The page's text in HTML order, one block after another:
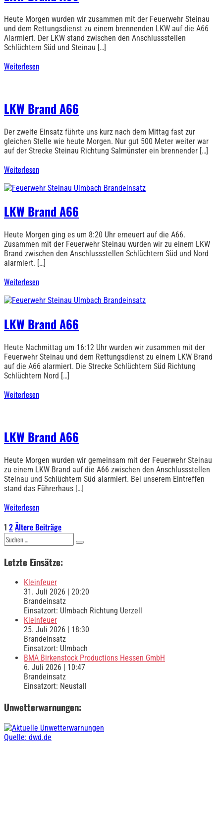
Heute Morgen wurden wir zusammen mit der Feuerwehr Steinau
und dem Rettungsdienst zu einem brennenden LKW auf die A66
Alarmiert. Der LKW stand zwischen den Anschlussstellen
Schlüchtern Süd und Steinau […]
Weiterlesen
LKW Brand A66
Der zweite Einsatz führte uns kurz nach dem Mittag fast zur
gleichen Stelle wie heute Morgen. Nur gut 500 Meter weiter war
auf der Strecke Steinau Richtung Salmünster ein brennender […]
Weiterlesen
LKW Brand A66
Heute Morgen ging es um 8:20 Uhr erneuert auf die A66.
Zusammen mit der Feuerwehr Steinau wurden wir zu einem LKW
Brand zwischen den Anschlussstellen Schlüchtern Süd und Nord
alarmiert. […]
Weiterlesen
LKW Brand A66
Heute Nachmittag um 16:12 Uhr wurden wir zusammen mit der
Feuerwehr Steinau und dem Rettungsdienst zu einem LKW Brand
auf die A66 alarmiert. Die Strecke Schlüchtern Süd Richtung
Schlüchtern Nord […]
Weiterlesen
LKW Brand A66
Heute Morgen wurden wir gemeinsam mit der Feuerwehr Steinau
zu einem LKW Brand auf die A66 zwischen den Anschlussstellen
Steinau und Schlüchtern Süd alarmiert. Bei unserem Eintreffen
stand das Führerhaus […]
Weiterlesen
Seitennummerierung
der
Beiträge
1 2Ältere Beiträge
Suchen
nach:
Letzte Einsätze:
Kleinfeuer
31. Juli 2026
20:20
Brandeinsatz
Einsatzort: Ulmbach Richtung Uerzell
Kleinfeuer
25. Juli 2026
18:30
Brandeinsatz
Einsatzort: Ulmbach
BMA Birkenstock Productions Hessen GmbH
6. Juli 2026
10:47
Brandeinsatz
Einsatzort: Neustall
Unwetterwarnungen:
Quelle: dwd.de